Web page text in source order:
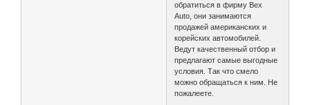
обратиться в фирму Вex
Аuto, они занимаются
продажей американских и
корейских автомобилей.
Ведут качественный отбор и
предлагают самые выгодные
условия. Так что смело
можно обращаться к ним. Не
пожалеете.